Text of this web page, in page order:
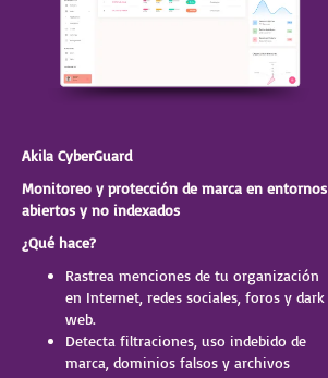
Akila CyberGuard
Monitoreo y protección de marca en entornos
abiertos y no indexados
¿Qué hace?
Rastrea menciones de tu organización
en Internet, redes sociales, foros y dark
web.
Detecta filtraciones, uso indebido de
marca, dominios falsos y archivos